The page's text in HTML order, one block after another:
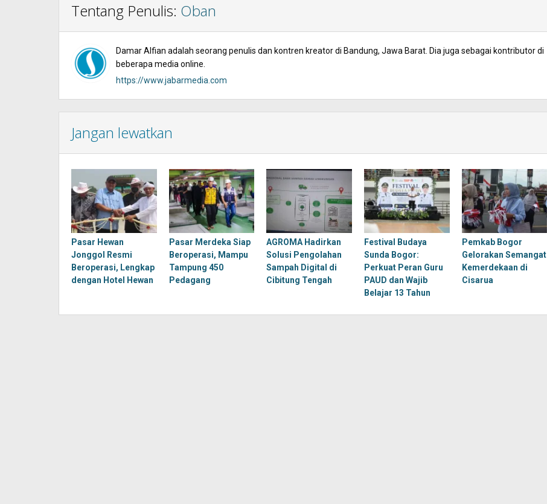
Tentang Penulis: Oban
Damar Alfian adalah seorang penulis dan kontren kreator di Bandung, Jawa Barat. Dia juga sebagai kontributor di
beberapa media online.
https://www.jabarmedia.com
Jangan lewatkan
Pasar Hewan
Jonggol Resmi
Beroperasi, Lengkap
dengan Hotel Hewan
Pasar Merdeka Siap
Beroperasi, Mampu
Tampung 450
Pedagang
AGROMA Hadirkan
Solusi Pengolahan
Sampah Digital di
Cibitung Tengah
Festival Budaya
Sunda Bogor:
Perkuat Peran Guru
PAUD dan Wajib
Belajar 13 Tahun
Pemkab Bogor
Gelorakan Semangat
Kemerdekaan di
Cisarua